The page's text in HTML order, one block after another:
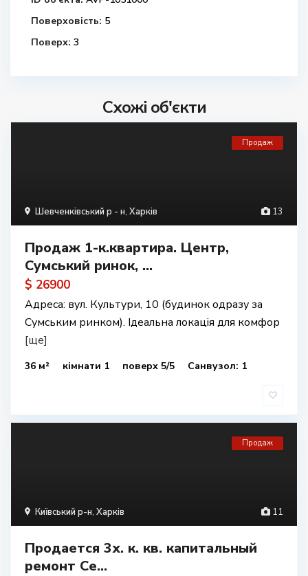
Поверховість: 5
Поверх: 3
Схожі об'єкти
13
Шевченківський р - н, Харків
Продаж
Продаж 1-к.квартира. Центр,
Сумський ринок, ...
$ 26900
Адреса: вул. Культури, 10 (будинок одразу за
Сумським ринком). Ідеальна локація для комфор
[ще]
36 м² кімнати 1 поверх 5/5 Санвузол: 1
11
Київський р-н, Харків
Продаж
Продается 3х. к. кв. капитальный
ремонт Се...